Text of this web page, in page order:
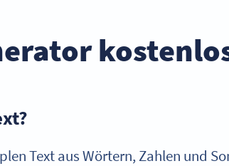
Text aus Wörtern, Zahlen und